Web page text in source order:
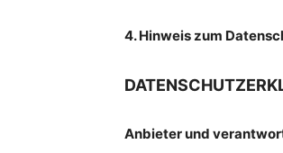
4. Hinweis zum
Anbieter und